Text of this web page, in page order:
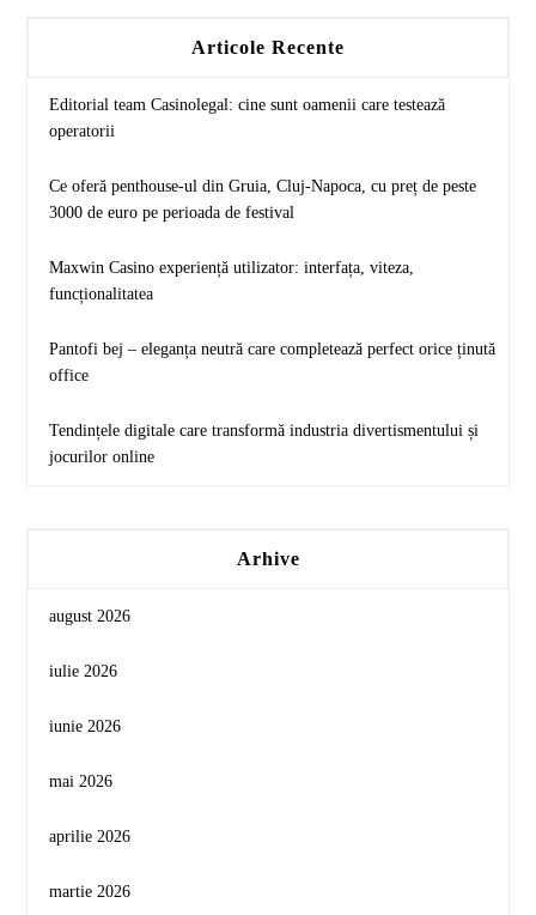
Articole Recente
Editorial team Casinolegal: cine sunt oamenii care testează
operatorii
Ce oferă penthouse-ul din Gruia, Cluj-Napoca, cu preț de peste
3000 de euro pe perioada de festival
Maxwin Casino experiență utilizator: interfața, viteza,
funcționalitatea
Pantofi bej – eleganța neutră care completează perfect orice ținută
office
Tendințele digitale care transformă industria divertismentului și
jocurilor online
Arhive
august 2026
iulie 2026
iunie 2026
mai 2026
aprilie 2026
martie 2026